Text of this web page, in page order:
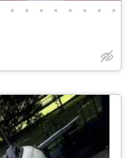
• • • • • • • •